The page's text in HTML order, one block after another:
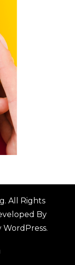
. All Rights
By
WordPress.